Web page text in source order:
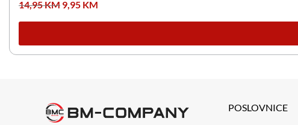
14,95KM 9,95 KM
POSLOVNICE